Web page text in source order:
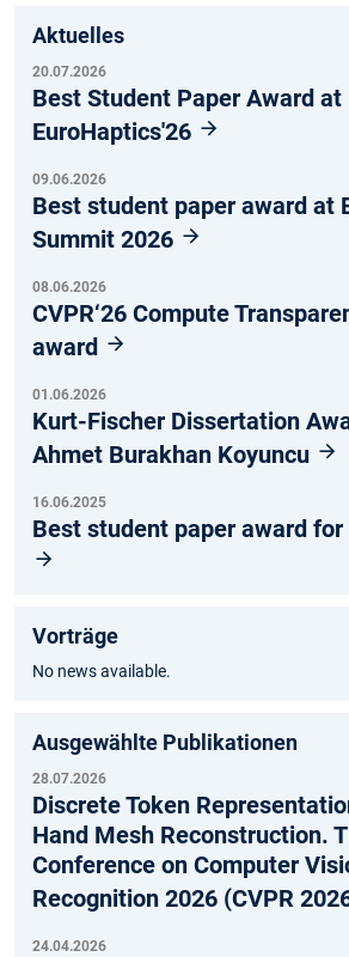
Aktuelles
20.07.2026
Best Student Paper Award at
EuroHaptics'26
09.06.2026
Best student paper award at
Summit 2026
08.06.2026
CVPR‘26 Compute
award
01.06.2026
Kurt-Fischer Dissertation
Ahmet Burakhan Koyuncu
16.06.2025
Best student paper award for
Vorträge
No news available.
Ausgewählte Publikationen
28.07.2026
Discrete Token
Hand Mesh Reconstruction.
Conference on Computer
Recognition 2026 (CVPR
24.04.2026